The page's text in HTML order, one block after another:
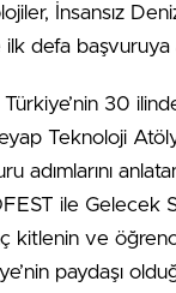
İnsansız
defa başvuruya
30
Teknoloji
adımlarını
ile Gelecek
ve
paydaşı